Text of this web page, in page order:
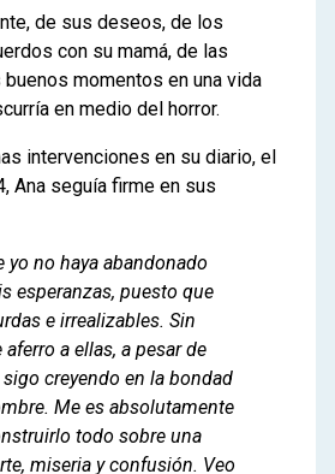
de sus deseos, de los
con su mamá, de las
momentos en una vida
en medio del horror.
intervenciones en su diario, el
Ana seguía firme en sus
yo no haya abandonado
esperanzas, puesto que
e irrealizables. Sin
a ellas, a pesar de
creyendo en la bondad
Me es absolutamente
todo sobre una
miseria y confusión. Veo